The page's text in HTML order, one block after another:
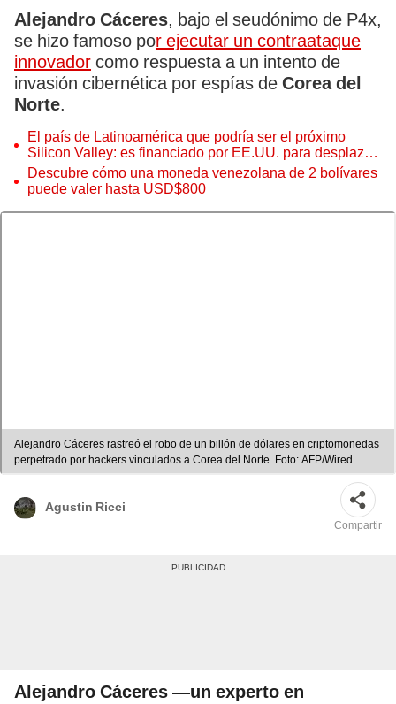
Alejandro Cáceres, bajo el seudónimo de P4x,
se hizo famoso por ejecutar un contraataque
innovador como respuesta a un intento de
invasión cibernética por espías de Corea del
Norte.
El país de Latinoamérica que podría ser el próximo
Silicon Valley: es financiado por EE.UU. para desplazar
a China
Descubre cómo una moneda venezolana de 2 bolívares
puede valer hasta USD$800
Alejandro Cáceres rastreó el robo de un billón de dólares en criptomonedas
perpetrado por hackers vinculados a Corea del Norte. Foto: AFP/Wired
Agustin Ricci
Compartir
Alejandro Cáceres —un experto en